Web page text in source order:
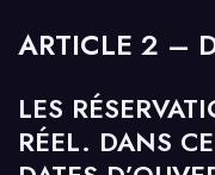
ARTICLE 2 –
LES
RÉEL. DANS